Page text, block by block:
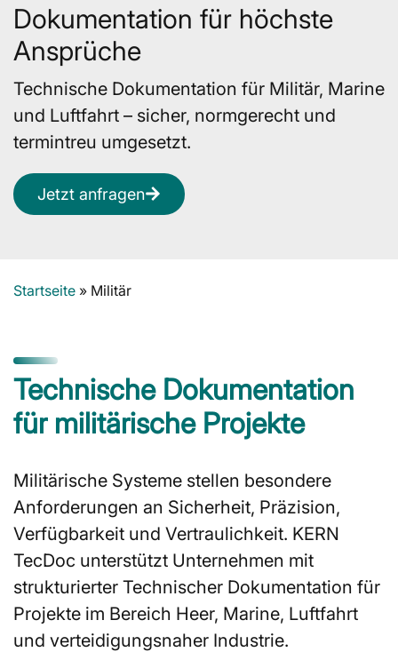
Dokumentation für höchste
Ansprüche
Technische Dokumentation für Militär, Marine
und Luftfahrt – sicher, normgerecht und
termintreu umgesetzt.
Jetzt anfragen
Startseite » Militär
Technische Dokumentation
für militärische Projekte
Militärische Systeme stellen besondere
Anforderungen an Sicherheit, Präzision,
Verfügbarkeit und Vertraulichkeit. KERN
TecDoc unterstützt Unternehmen mit
strukturierter Technischer Dokumentation für
Projekte im Bereich Heer, Marine, Luftfahrt
und verteidigungsnaher Industrie.